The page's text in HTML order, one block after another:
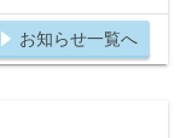
お知らせ一覧へ